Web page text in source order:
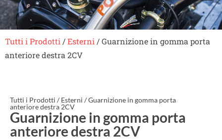
Tutti i Prodotti /Esterni / Guarnizione in gomma porta
anteriore destra 2CV
Tutti i Prodotti / Esterni / Guarnizione in gomma porta
anteriore destra 2CV
Guarnizione in gomma porta
anteriore destra 2CV